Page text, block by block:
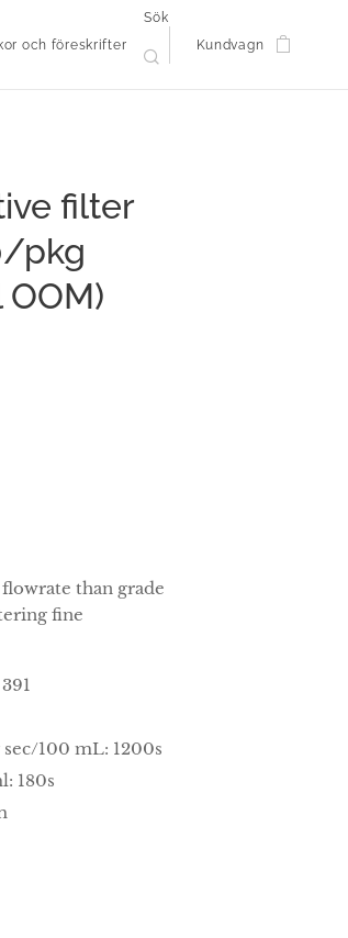
och föreskrifter
Sök
Kundvagn
filter
pkg
than grade
fine
100 mL: 1200s
180s